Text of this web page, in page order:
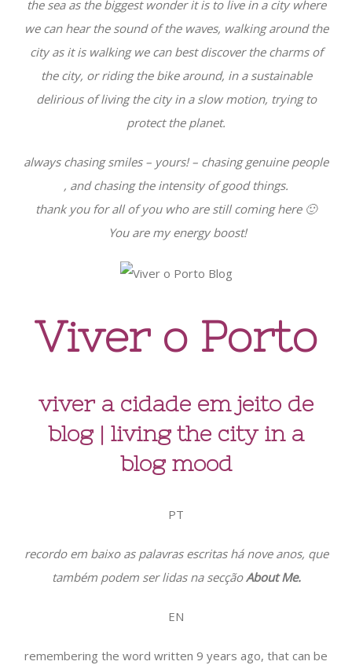
the sea as the biggest wonder it is to live in a city where
we can hear the sound of the waves, walking around the
city as it is walking we can best discover the charms of
the city, or riding the bike around, in a sustainable
delirious of living the city in a slow motion, trying to
protect the planet.
always chasing smiles – yours! – chasing genuine people
, and chasing the intensity of good things.
thank you for all of you who are still coming here 🙂
You are my energy boost!
Viver o Porto
viver a cidade em jeito de
blog | living the city in a
blog mood
PT
recordo em baixo as palavras escritas há nove anos, que
também podem ser lidas na secçãoAbout Me.
EN
remembering the word written 9 years ago, that can be